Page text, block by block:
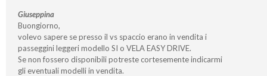
Giuseppina
Buongiorno,
volevo sapere se presso il vs spaccio erano in vendita i
passeggini leggeri modello SI o VELA EASY DRIVE.
Se non fossero disponibili potreste cortesemente indicarmi
gli eventuali modelli in vendita.